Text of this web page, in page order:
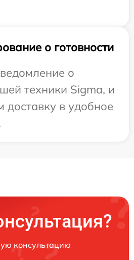
о готовности
о
техники Sigma, и
доставку в удобное
консультацию